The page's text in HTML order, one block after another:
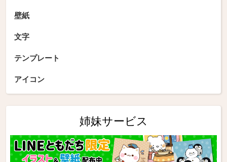
壁紙
文字
テンプレート
アイコン
姉妹サービス